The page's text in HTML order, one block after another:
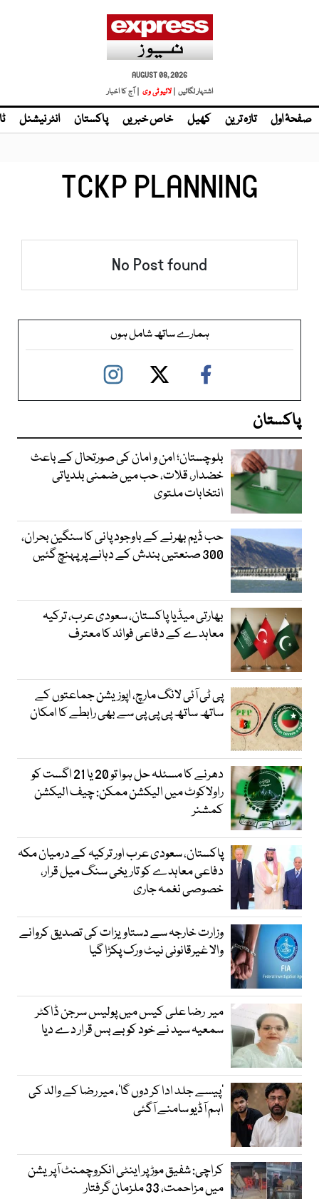
AUGUST 08, 2026
اشتہار لگائیں | لائیو ٹی وی | آج کا اخبار
صفحۂ اول تازہ ترین کھیل خاص خبریں پاکستان انٹر نیشنل
TCKP PLANNING
No Post found
ہمارے ساتھ شامل ہوں
پاکستان
بلوچستان؛ امن و امان کی صورتحال کے باعث
خضدار، قلات، حب میں ضمنی بلدیاتی
انتخابات ملتوی
حب ڈیم بھرنے کے باوجود پانی کا سنگین بحران،
300 صنعتیں بندش کے دہانے پر پہنچ گئیں
بھارتی میڈیا پاکستان، سعودی عرب، ترکیہ
معاہدے کے دفاعی فوائد کا معترف
پی ٹی آئی لانگ مارچ، اپوزیشن جماعتوں کے
ساتھ ساتھ پی پی پی سے بھی رابطے کا امکان
دھرنے کا مسئلہ حل ہوا تو 20 یا 21 اگست کو
راولاکوٹ میں الیکشن ممکن: چیف الیکشن
کمشنر
پاکستان، سعودی عرب اور ترکیہ کے درمیان مکہ
دفاعی معاہدے کو تاریخی سنگ میل قرار،
خصوصی نغمہ جاری
وزارت خارجہ سے دستاویزات کی تصدیق کروانے
والا غیرقانونی نیٹ ورک پکڑا گیا
میر رضا علی کیس میں پولیس سرجن ڈاکٹر
سمعیہ سید نے خود کو بے بس قرار دے دیا
’پیسے جلد ادا کر دوں گا‘، میر رضا کے والد کی
اہم آڈیو سامنے آگئی
کراچی: شفیق موڑ پر اینٹی انکروچمنٹ آپریشن
میں مزاحمت، 33 ملزمان گرفتار